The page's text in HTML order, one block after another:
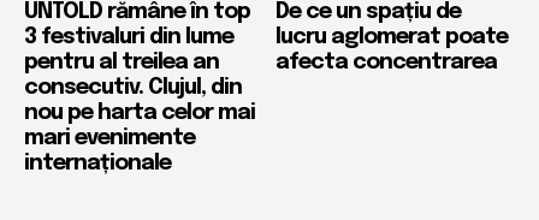
UNTOLD rămâne în top
3 festivaluri din lume
pentru al treilea an
consecutiv. Clujul, din
nou pe harta celor mai
mari evenimente
internaționale
De ce un spațiu de
lucru aglomerat poate
afecta concentrarea